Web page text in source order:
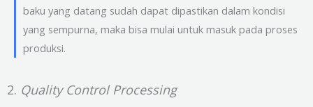
baku yang datang sudah dapat dipastikan dalam kondisi
yang sempurna, maka bisa mulai untuk masuk pada proses
produksi.
2. Quality Control Processing